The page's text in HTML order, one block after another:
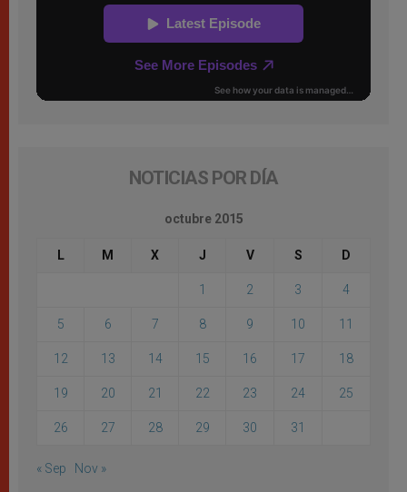
NOTICIAS POR DÍA
octubre 2015
L M X J V S D
1 2 3 4
5 6 7 8 9 10 11
12 13 14 15 16 17 18
19 20 21 22 23 24 25
26 27 28 29 30 31
« Sep Nov »